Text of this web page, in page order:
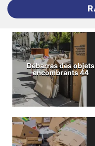
Débarras des objets
encombrants 44